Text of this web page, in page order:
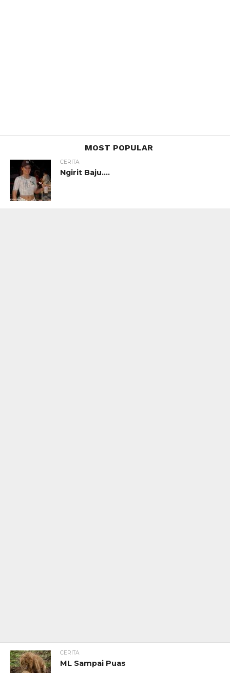
MOST POPULAR
CERITA
Ngirit Baju….
CERITA
ML Sampai Puas